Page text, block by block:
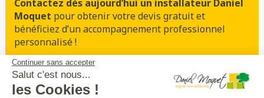
Continuer sans accepter
Salut c'est nous...
les Cookies !
Contactez dès aujourd’hui un installateur Daniel
Moquet pour obtenir votre devis gratuit et
bénéficiez d’un accompagnement professionnel
personnalisé !
Prendre rendez-vous